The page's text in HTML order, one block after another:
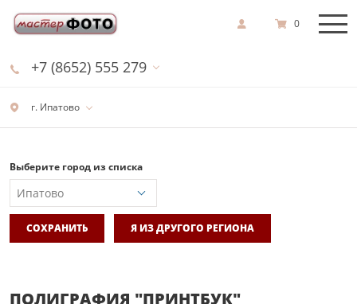
г. Ипатово
+7 (8652) 555 279
0
Выберите город из списка
СОХРАНИТЬ Я ИЗ ДРУГОГО РЕГИОНА
ПОЛИГРАФИЯ "ПРИНТБУК"